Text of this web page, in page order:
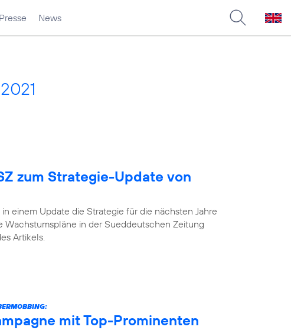
Presse News
zum Strategie-Update von
einem Update die Strategie für die nächsten Jahre
Wachstumspläne in der Sueddeutschen Zeitung
Artikels.
mit Top-Prominenten